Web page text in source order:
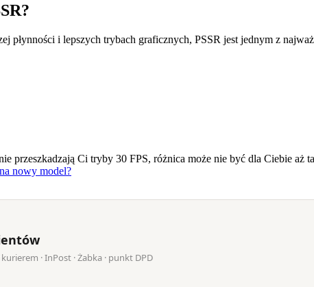
płynności i lepszych trybach graficznych, PSSR jest jednym z
przeszkadzają Ci tryby 30 FPS, różnica może nie być dla Ciebie aż
nowy model?
· InPost · Żabka · punkt DPD